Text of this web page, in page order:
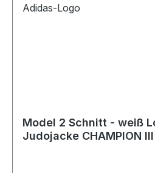
Model 2 Schnitt - weiß
Judojacke CHAMPION